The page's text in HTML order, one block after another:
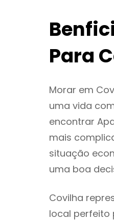
Para
Morar em
uma vida
encontrar
mais
situação
uma boa
Covilha
local perfeito